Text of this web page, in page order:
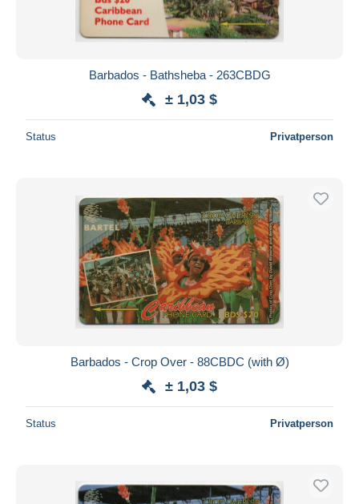
Barbados - Bathsheba - 263CBDG
± 1,03 $
Status Privatperson
Barbados - Crop Over - 88CBDC (with Ø)
± 1,03 $
Status Privatperson